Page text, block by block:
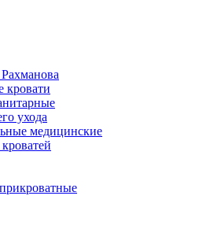
кровати
ухода
медицинские